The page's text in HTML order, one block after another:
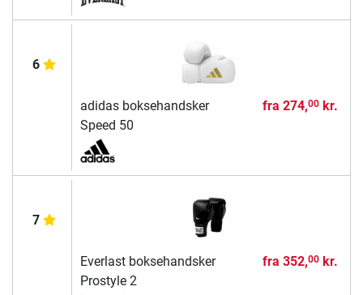
6
adidas boksehandsker
Speed 50
fra 274,00kr.
7
Everlast boksehandsker
Prostyle 2
fra 352,00kr.